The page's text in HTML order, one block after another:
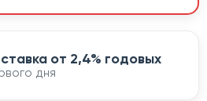
от 2,4% годовых
дня